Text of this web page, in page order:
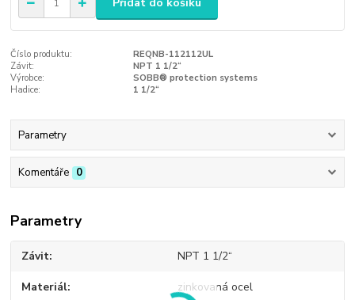
Číslo produktu:
REQNB-112112UL
Závit:
NPT 1 1/2“
Výrobce:
SOBB® protection systems
Hadice:
1 1/2“
Parametry
Komentáře 0
Parametry
Závit NPT 1 1/2“
Materiál zinkovaná ocel